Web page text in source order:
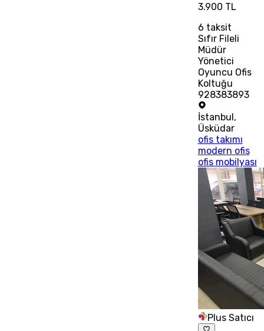
3.900 TL
6 taksit
Sıfır Fileli
Müdür
Yönetici
Oyuncu Ofis
Koltuğu
928383893
İstanbul ,
Üsküdar
ofis takımı
modern ofis
ofis mobilyası
Plus Satıcı